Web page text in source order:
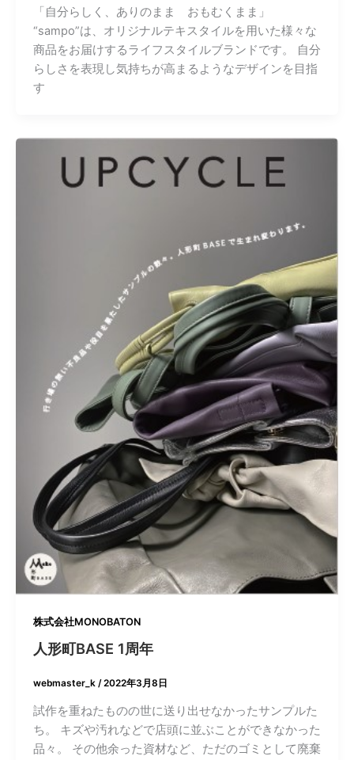
「自分らしく、ありのまま おもむくまま」
“sampo”は、オリジナルテキスタイルを用いた様々な
商品をお届けするライフスタイルブランドです。 自分
らしさを表現し気持ちが高まるようなデザインを目指
す
株式会社MONOBATON
人形町BASE 1周年
webmaster_k/2022年3月8日
試作を重ねたものの世に送り出せなかったサンプルた
ち。 キズや汚れなどで店頭に並ぶことができなかった
品々。 その他余った資材など、ただのゴミとして廃棄